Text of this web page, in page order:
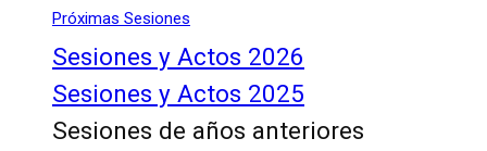
Próximas Sesiones
Sesiones y Actos 2026
Sesiones y Actos 2025
Sesiones de años anteriores